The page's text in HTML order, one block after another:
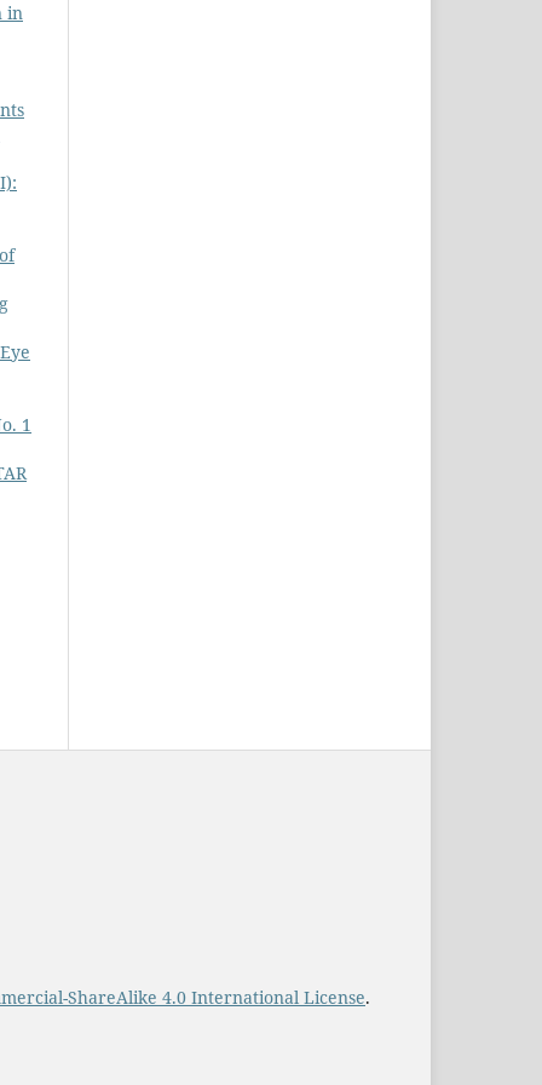
in
1
ShareAlike 4.0 International License.